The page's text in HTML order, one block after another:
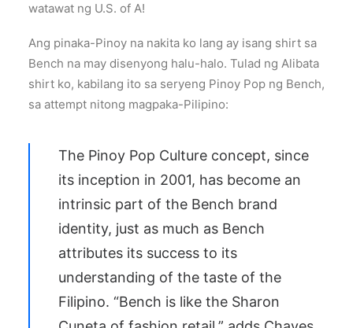
watawat ng U.S. of A!
Ang pinaka-Pinoy na nakita ko lang ay isang shirt sa
Bench na may disenyong halu-halo. Tulad ng Alibata
shirt ko, kabilang ito sa seryeng Pinoy Pop ng Bench,
sa attempt nitong magpaka-Pilipino:
The Pinoy Pop Culture concept, since
its inception in 2001, has become an
intrinsic part of the Bench brand
identity, just as much as Bench
attributes its success to its
understanding of the taste of the
Filipino. “Bench is like the Sharon